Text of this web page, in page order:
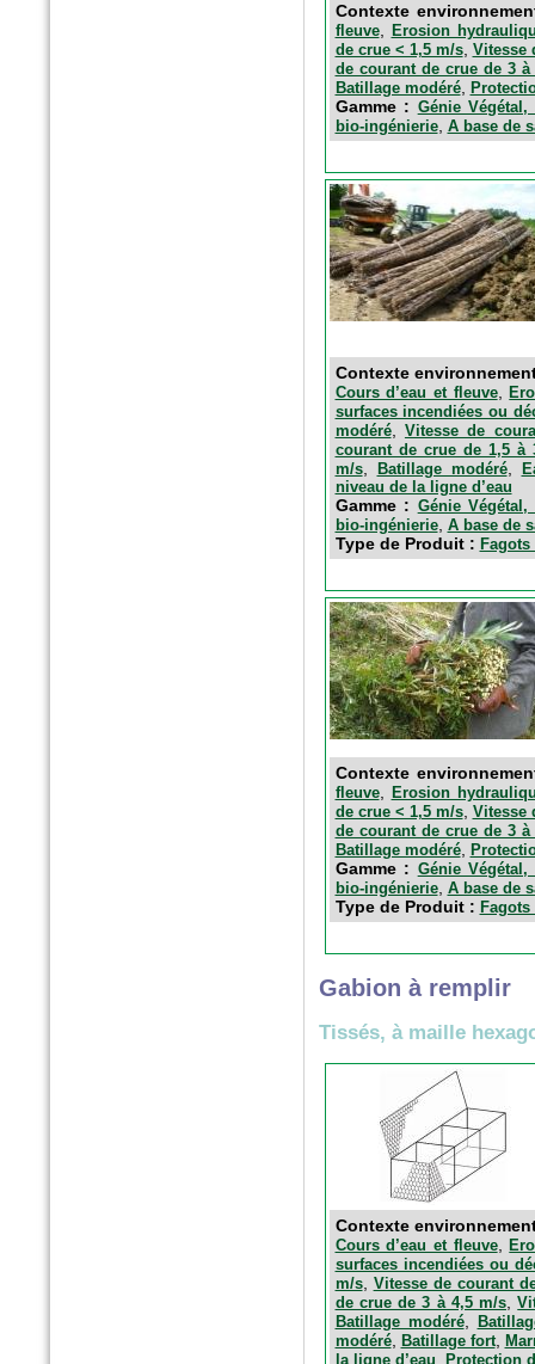
Contexte
fleuve, Erosion
de crue < 1,5 m/s, Vitesse
de courant de crue de 3 à
Batillage modéré,
Gamme : Génie
bio-ingénierie, A base de
Contexte
Cours d’eau et fleuve,
surfaces incendiées ou
modéré, Vitesse de
courant de crue de 1,5 à
m/s, Batillage modéré,
niveau de la ligne d’eau
Gamme : Génie
bio-ingénierie, A base de
Type de Produit :
Contexte
fleuve, Erosion
de crue < 1,5 m/s, Vitesse
de courant de crue de 3 à
Batillage modéré,
Gamme : Génie
bio-ingénierie, A base de
Type de Produit :
Gabion à remplir
Tissés, à maille
Contexte
Cours d’eau et fleuve,
surfaces incendiées ou
m/s, Vitesse de courant
de crue de 3 à 4,5 m/s ,
Batillage modéré,
modéré, Batillage fort,
la ligne d’eau
Protection